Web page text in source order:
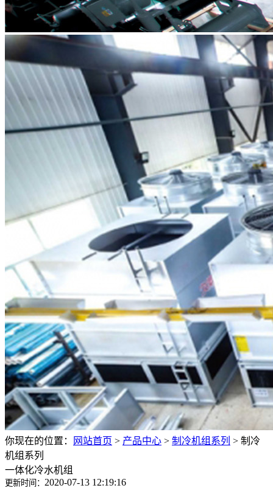
你现在的位置： 网站首页 > 产品中心 > 制冷机组系列 > 制冷
机组系列
一体化冷水机组
更新时间： 2020-07-13 12:19:16